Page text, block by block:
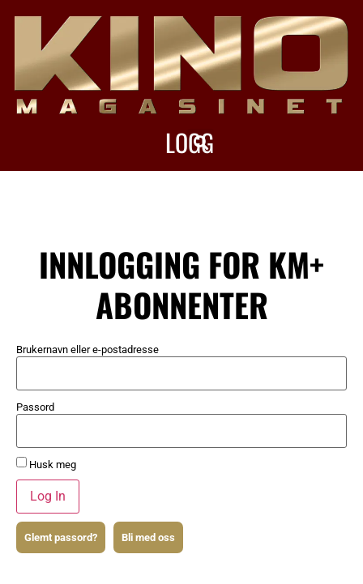
LOGG
INN
INNLOGGING FOR KM+
ABONNENTER
Brukernavn eller e-postadresse
Passord
Husk meg
Glemt passord? Bli med oss